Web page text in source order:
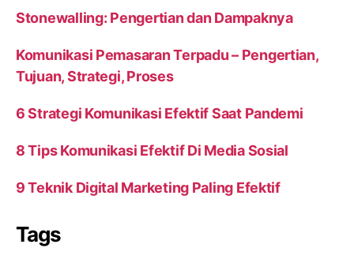
Stonewalling: Pengertian dan Dampaknya
Komunikasi Pemasaran Terpadu – Pengertian,
Tujuan, Strategi, Proses
6 Strategi Komunikasi Efektif Saat Pandemi
8 Tips Komunikasi Efektif Di Media Sosial
9 Teknik Digital Marketing Paling Efektif
Tags